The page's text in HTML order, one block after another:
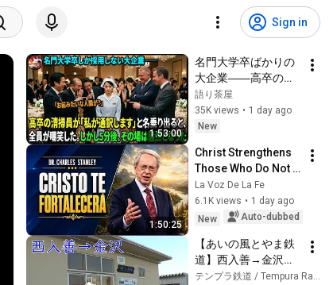
Sign in
1:53:00
名門大学卒ばかりの
大企業――高卒の清
掃員が「私が通訳い
たします」と財閥会
長に告げた瞬間、全
し5分後、その場は静
まり返った。#動エ
ピソード#老後の物
語 #家族の物語
語り茶屋
35K views • 1 day ago
New
1:50:25
Christ Strengthens
Those Who Do Not
Stop Believing |
Christian Motivation
CharlesStanley
La Voz De La Fe
6.1K views • 1 day ago
New
Auto-dubbed
【あいの風とやま鉄
道】西入善→金沢
【IRいしかわ鉄道】